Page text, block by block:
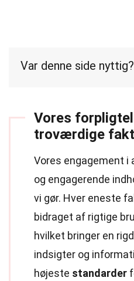
Var denne side nyttig?
Vores
troværdige
Vores engagement
og engagerende
vi gør. Hver eneste
bidraget af rigtige
hvilket bringer en
indsigter og
højeste standarder